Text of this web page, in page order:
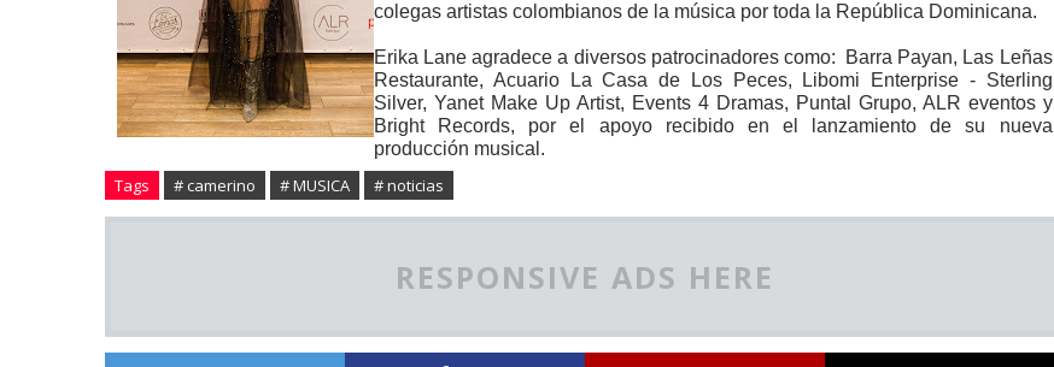
colegas artistas colombianos de la música por toda la República Dominicana.
Erika Lane agradece a diversos patrocinadores como:
Barra Payan, Las Leñas
Restaurante, Acuario La Casa de Los Peces, Libomi Enterprise - Sterling
Silver, Yanet Make Up Artist, Events 4 Dramas, Puntal Grupo, ALR eventos y
Bright Records, por el apoyo recibido en el lanzamiento de su nueva
producción musical.
Tags # camerino # MUSICA # noticias
RESPONSIVE ADS HERE